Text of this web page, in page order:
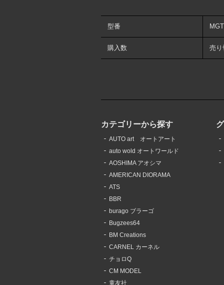
型番
購入数 売り
カテゴリーから探す
AUTO art オートアート
auto wold オートワールド
AOSHIMA アオシマ
AMERICAN DIORAMA
ATS
BBR
burago ブラーゴ
Bugzees64
BM Creations
CARNEL カーネル
チョロQ
CM MODEL
童友社